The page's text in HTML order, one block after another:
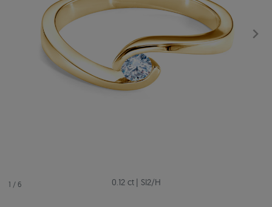
1 / 6 0.12 ct | SI2/H